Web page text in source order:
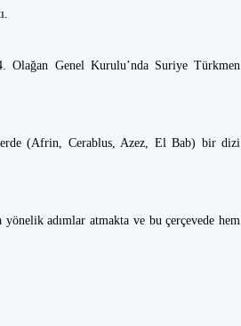
Olağan Genel Kurulu’nda Suriye Türkmen
(Afrin, Cerablus, Azez, El Bab) bir dizi
adımlar atmakta ve bu çerçevede hem